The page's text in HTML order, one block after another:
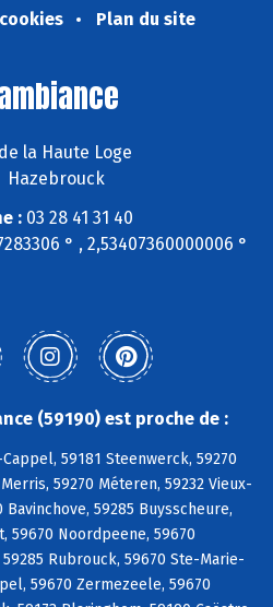
Plan du site
la Haute Loge
Hazebrouck
:03 28 41 31 40
° , 2,53407360000006 °
(59190) est proche de :
59181 Steenwerck, 59270
59270 Méteren, 59232 Vieux-
59285 Buysscheure,
59670 Noordpeene, 59670
Rubrouck, 59670 Ste-Marie-
59670 Zermezeele, 59670